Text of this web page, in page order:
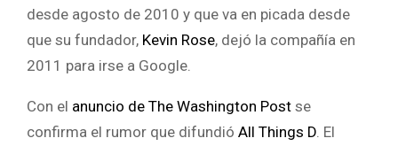
desde agosto de 2010 y que va en picada desde
que su fundador, Kevin Rose, dejó la compañía en
2011 para irse a Google.
Con el anuncio de The Washington Post se
confirma el rumor que difundió All Things D. El